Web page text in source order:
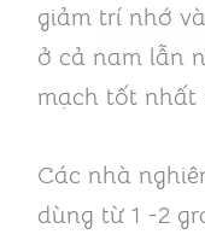
giảm trí nhớ
ở cả nam lẫn
mạch tốt nhất
Các nhà
dùng từ 1 -2